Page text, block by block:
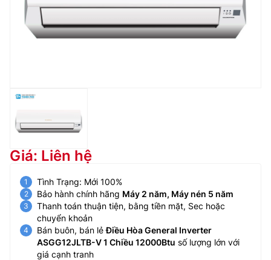
Giá: Liên hệ
Tình Trạng: Mới 100%
Bảo hành chính hãng Máy 2 năm, Máy nén 5 năm
Thanh toán thuận tiện, bằng tiền mặt, Sec hoặc
chuyển khoản
Bán buôn, bán lẻĐiều Hòa General Inverter
ASGG12JLTB-V 1 Chiều 12000Btu số lượng lớn với
giá cạnh tranh